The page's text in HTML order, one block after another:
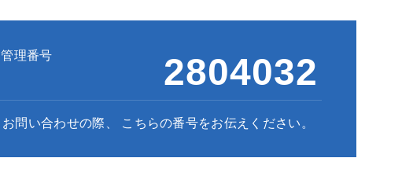
管理番号 2804032
お問い合わせの際、 こちらの番号をお伝えください。